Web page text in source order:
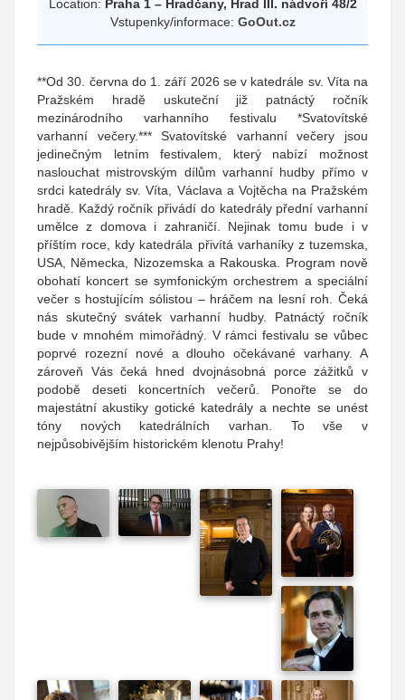
Location: Praha 1 – Hradčany, Hrad III. nádvoří 48/2
Vstupenky/informace: GoOut.cz
**Od 30. června do 1. září 2026 se v katedrále sv. Víta na
Pražském hradě uskuteční již patnáctý ročník
mezinárodního varhanního festivalu *Svatovítské
varhanní večery.*** Svatovítské varhanní večery jsou
jedinečným letním festivalem, který nabízí možnost
naslouchat mistrovským dílům varhanní hudby přímo v
srdci katedrály sv. Víta, Václava a Vojtěcha na Pražském
hradě. Každý ročník přivádí do katedrály přední varhanní
umělce z domova i zahraničí. Nejinak tomu bude i v
příštím roce, kdy katedrála přivítá varhaníky z tuzemska,
USA, Německa, Nizozemska a Rakouska. Program nově
obohatí koncert se symfonickým orchestrem a speciální
večer s hostujícím sólistou – hráčem na lesní roh. Čeká
nás skutečný svátek varhanní hudby. Patnáctý ročník
bude v mnohém mimořádný. V rámci festivalu se vůbec
poprvé rozezní nové a dlouho očekávané varhany. A
zároveň Vás čeká hned dvojnásobná porce zážitků v
podobě deseti koncertních večerů. Ponořte se do
majestátní akustiky gotické katedrály a nechte se unést
tóny nových katedrálních varhan. To vše v
nejpůsobivějším historickém klenotu Prahy!